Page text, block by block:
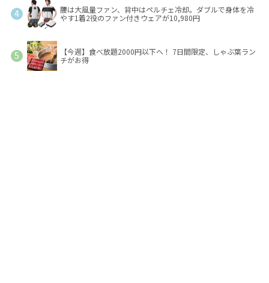
腰は大風量ファン、背中はペルチェ冷却。ダブルで身体を冷
やす1着2役のファン付きウェアが10,980円
【今週】食べ放題2000円以下へ！ 7日間限定、しゃぶ葉ラン
チがお得